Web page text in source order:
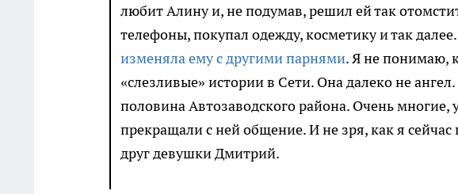
любит Алину и, не подумав, решил ей так
телефоны, покупал одежду, косметику и так
изменяла ему с другими парнями. Я не понимаю,
«слезливые» истории в Сети. Она далеко не
половина Автозаводского района. Очень многие,
прекращали с ней общение. И не зря, как я
друг девушки Дмитрий.